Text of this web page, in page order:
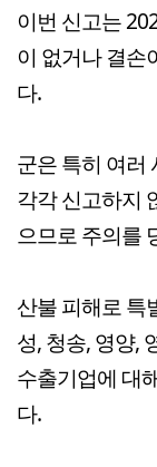
이번 신고는
이 없거나 결손
다.
군은 특히 여러
각각 신고하지
으므로 주의를
산불 피해로 특
성, 청송, 영양,
수출기업에 대
다.